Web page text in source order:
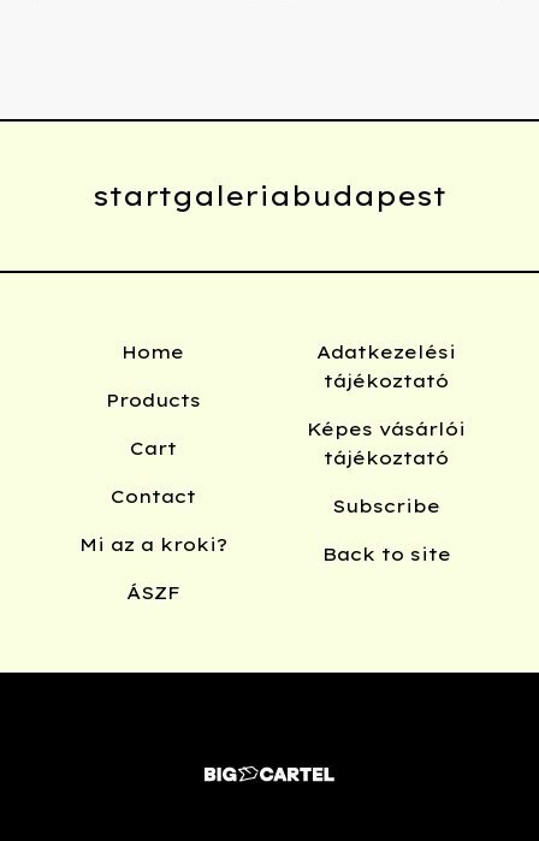
startgaleriabudapest
Home
Products
Cart
Contact
Mi az a kroki?
ÁSZF
Adatkezelési
tájékoztató
Képes vásárlói
tájékoztató
Subscribe
Back to site